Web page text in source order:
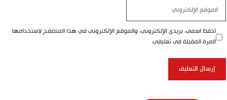
الإلكتروني
احفظ اسمي، بريدي الإلكتروني، والموقع الإلكتروني في هذا المتصفح لاستخدامها
المرة المقبلة في تعليقي.